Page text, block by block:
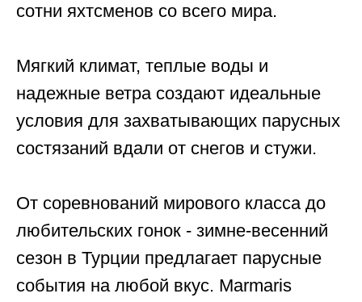
сотни яхтсменов со всего мира.
Мягкий климат, теплые воды и
надежные ветра создают идеальные
условия для захватывающих парусных
состязаний вдали от снегов и стужи.
От соревнований мирового класса до
любительских гонок - зимне-весенний
сезон в Турции предлагает парусные
события на любой вкус. Marmaris